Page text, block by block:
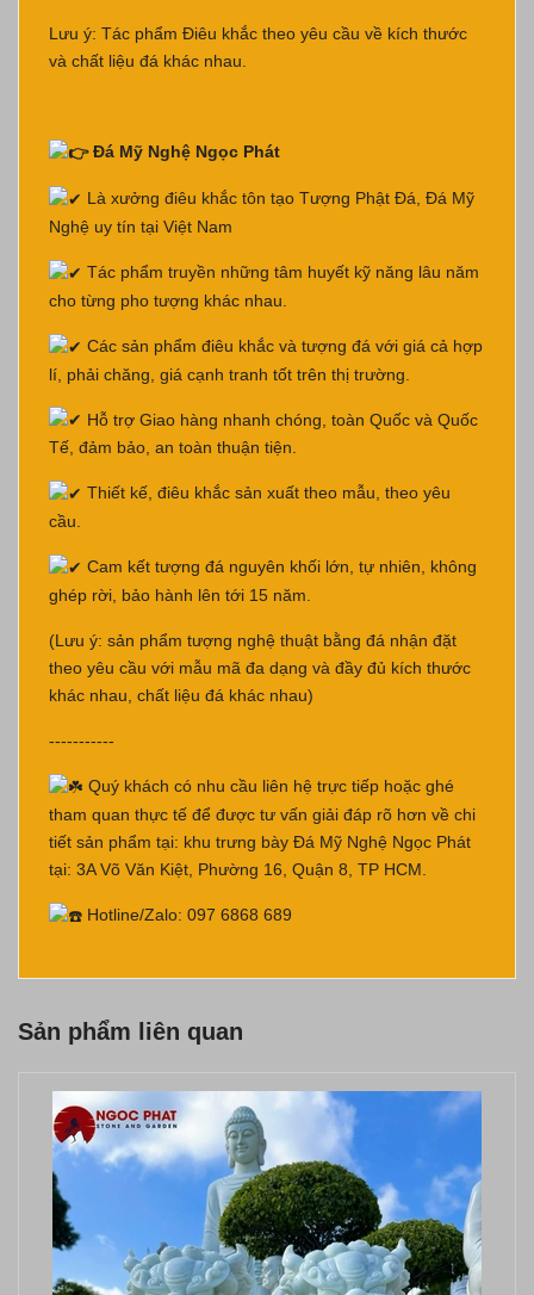
Lưu ý: Tác phẩm Điêu khắc theo yêu cầu về kích thước
và chất liệu đá khác nhau.
Đá Mỹ Nghệ Ngọc Phát
Là xưởng điêu khắc tôn tạo Tượng Phật Đá, Đá Mỹ
Nghệ uy tín tại Việt Nam
Tác phẩm truyền những tâm huyết kỹ năng lâu năm
cho từng pho tượng khác nhau.
Các sản phẩm điêu khắc và tượng đá với giá cả hợp
lí, phải chăng, giá cạnh tranh tốt trên thị trường.
Hỗ trợ Giao hàng nhanh chóng, toàn Quốc và Quốc
Tế, đảm bảo, an toàn thuận tiện.
Thiết kế, điêu khắc sản xuất theo mẫu, theo yêu
cầu.
Cam kết tượng đá nguyên khối lớn, tự nhiên, không
ghép rời, bảo hành lên tới 15 năm.
(Lưu ý: sản phẩm tượng nghệ thuật bằng đá nhận đặt
theo yêu cầu với mẫu mã đa dạng và đầy đủ kích thước
khác nhau, chất liệu đá khác nhau)
-----------
Quý khách có nhu cầu liên hệ trực tiếp hoặc ghé
tham quan thực tế để được tư vấn giải đáp rõ hơn về chi
tiết sản phẩm tại: khu trưng bày Đá Mỹ Nghệ Ngọc Phát
tại: 3A Võ Văn Kiệt, Phường 16, Quận 8, TP HCM.
Hotline/Zalo: 097 6868 689
Sản phẩm liên quan